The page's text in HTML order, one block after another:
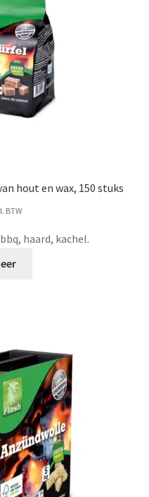
hout en wax, 150 stuks
BTW
haard, kachel.